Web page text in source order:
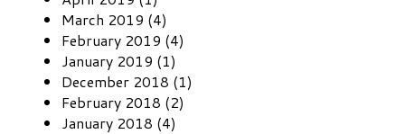
March 2019 (4)
February 2019 (4)
January 2019 (1)
December 2018 (1)
February 2018 (2)
January 2018 (4)